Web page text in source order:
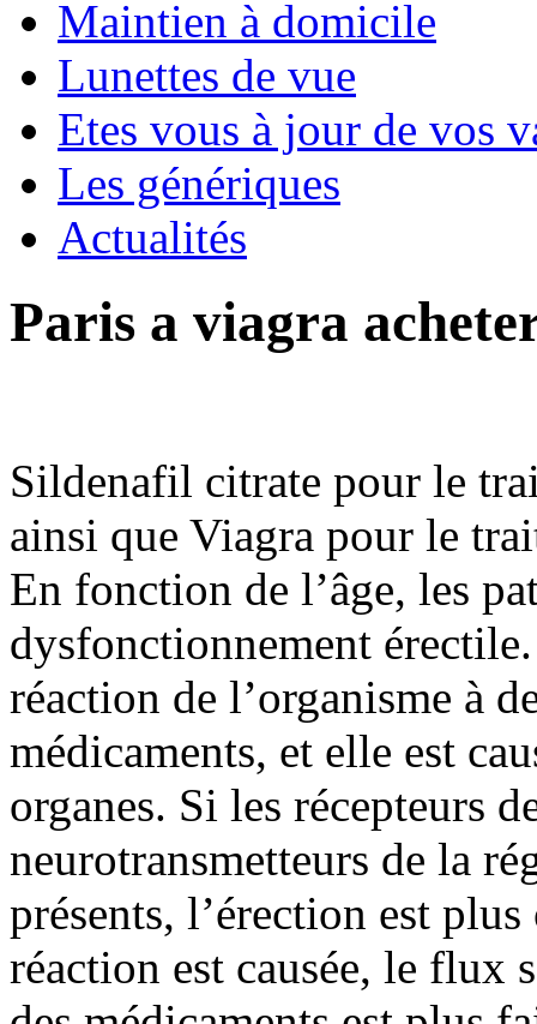
Maintien à domicile
Lunettes de vue
Etes vous à jour de vos
Les génériques
Actualités
Paris a viagra
Sildenafil citrate pour le
ainsi que Viagra pour le
En fonction de l’âge, les
dysfonctionnement
réaction de l’organisme à
médicaments, et elle est
organes. Si les récepteurs
neurotransmetteurs de la
présents, l’érection est
réaction est causée, le flux